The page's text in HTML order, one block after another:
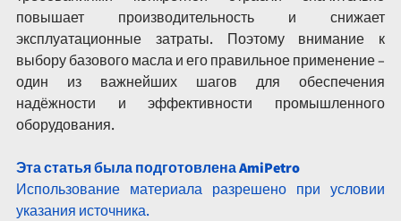
повышает производительность и снижает
эксплуатационные затраты. Поэтому внимание к
выбору базового масла и его правильное применение –
один из важнейших шагов для обеспечения
надёжности и эффективности промышленного
оборудования.
Эта статья была подготовлена AmiPetro
Использование материала разрешено при условии
указания источника.